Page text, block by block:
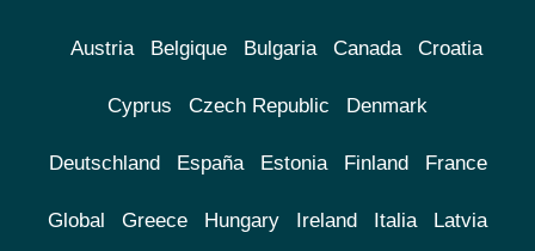
Austria Belgique Bulgaria Canada Croatia
Cyprus Czech Republic Denmark
Deutschland España Estonia Finland France
Global Greece Hungary Ireland Italia Latvia